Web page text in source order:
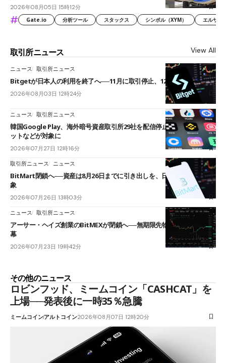
2026年08月05日 15時12分
# Gate.io 分析ツール スタックス シンボル（XYM） エルサル
取引所ニュース View All
ニュース 取引所ニュース
Bitgetが日本人の利用を終了へ──11月に取引停止、12月末に強制決済
2026年08月03日 12時24分
ニュース 取引所ニュース
韓国Google Play、海外暗号資産取引所29社を配信停止──OKXやバイビ
ットなどが対象に
2026年07月27日 12時16分
取引所ニュース ニュース
BitMart閉鎖へ──資産は8月26日までに引き出しを、日本人利用者も対
象
2026年07月26日 13時03分
ニュース 取引所ニュース
アーサー・ヘイズ創業のBitMEXが閉鎖へ──無期限先物を生んだ11年に
幕
2026年07月23日 19時42分
その他のニュース
ロビンフッド、ミームコイン「CASHCAT」を
上場──発表後に一時35％急騰
ミームコインアルトコイン2026年08月07日 12時20分